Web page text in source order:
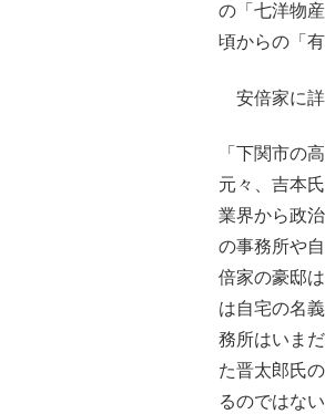
の「七洋物
頃からの「
安倍家に詳
「下関市の
元々、吉本
業界から政
の事務所や
倍家の豪邸
は自宅の名
務所はいま
た晋太郎氏
るのではな